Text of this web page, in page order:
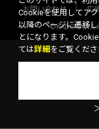
お問い合わせ
広
©KADOKAWA
Cookieを使用してア
以降のページに遷移
とになります。
ては詳細 をご覧くださ